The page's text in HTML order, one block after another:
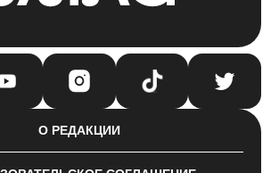
О РЕДАКЦИИ